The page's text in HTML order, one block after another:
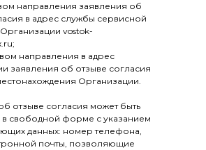
направления заявления об
в адрес службы сервисной
vostok-
направления в адрес
заявления об отзыве согласия
Организации.
отзыве согласия может быть
в свободной форме с указанием
данных: номер телефона,
почты, позволяющие